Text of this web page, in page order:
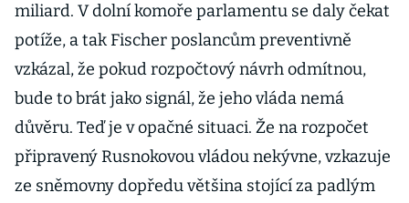
miliard. V dolní komoře parlamentu se daly čekat
potíže, a tak Fischer poslancům preventivně
vzkázal, že pokud rozpočtový návrh odmítnou,
bude to brát jako signál, že jeho vláda nemá
důvěru. Teď je v opačné situaci. Že na rozpočet
připravený Rusnokovou vládou nekývne, vzkazuje
ze sněmovny dopředu většina stojící za padlým